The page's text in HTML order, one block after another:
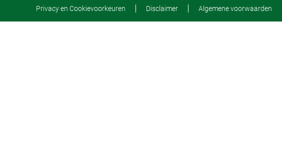
Privacy en Cookievoorkeuren Disclaimer Algemene voorwaarden